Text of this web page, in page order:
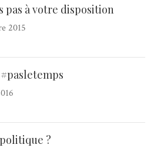
pas à votre disposition
2015
?